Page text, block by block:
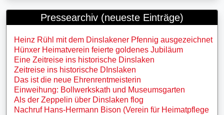
Pressearchiv (neueste Einträge)
Heinz Rühl mit dem Dinslakener Pfennig ausgezeichnet
Hünxer Heimatverein feierte goldenes Jubiläum
Eine Zeitreise ins historische Dinslaken
Zeitreise ins historische DInslaken
Das ist die neue Ehrenrentmeisterin
Einweihung: Bollwerkskath und Museumsgarten
Als der Zeppelin über Dinslaken flog
Nachruf Hans-Hermann Bison (Verein für Heimatpflege